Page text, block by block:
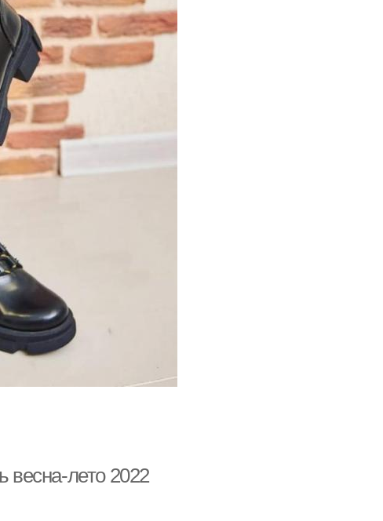
весна-лето 2022